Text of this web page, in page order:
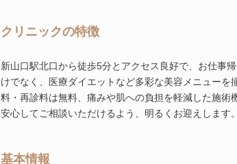
クリニックの特徴
新山口駅北口から徒歩5分とアクセス良好で、お仕事
けでなく、医療ダイエットなど多彩な美容メニュー
料・再診料は無料、痛みや肌への負担を軽減した施
安心してご相談いただけるよう、明るくお迎えします。
基本情報